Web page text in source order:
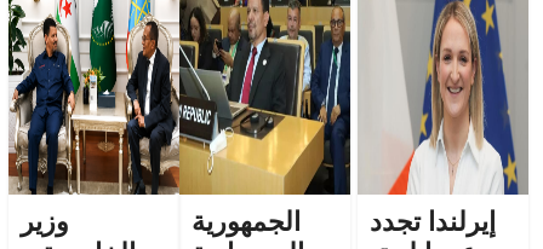
إيرلندا تجدد
الجمهورية
وزير